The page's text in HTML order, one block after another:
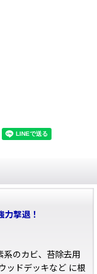
撃退！
系のカビ、苔除去用
ッドデッキなど に根